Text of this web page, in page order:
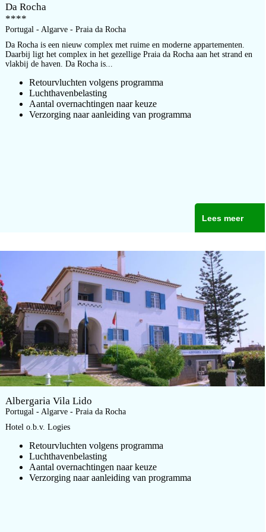
Da Rocha
****
Portugal - Algarve - Praia da Rocha
Da Rocha is een nieuw complex met ruime en moderne appartementen.
Daarbij ligt het complex in het gezellige Praia da Rocha aan het strand en
vlakbij de haven. Da Rocha is...
Retourvluchten volgens programma
Luchthavenbelasting
Aantal overnachtingen naar keuze
Verzorging naar aanleiding van programma
Lees meer
Albergaria Vila Lido
Portugal - Algarve - Praia da Rocha
Hotel o.b.v. Logies
Retourvluchten volgens programma
Luchthavenbelasting
Aantal overnachtingen naar keuze
Verzorging naar aanleiding van programma